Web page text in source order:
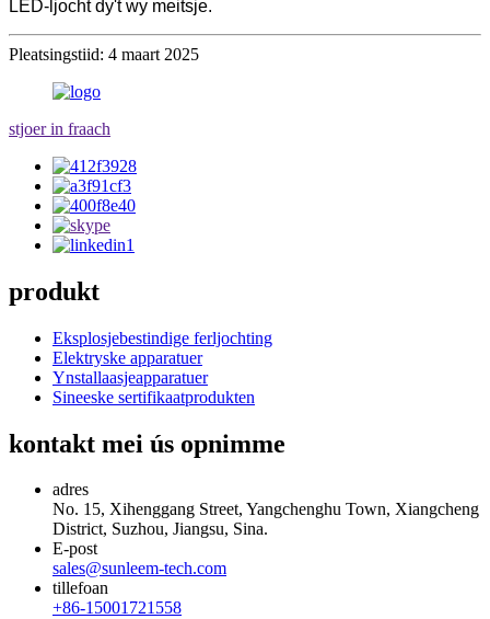
LED-ljocht dy't wy meitsje.
Pleatsingstiid: 4 maart 2025
stjoer in fraach
produkt
Eksplosjebestindige ferljochting
Elektryske apparatuer
Ynstallaasjeapparatuer
Sineeske sertifikaatprodukten
kontakt mei ús opnimme
adres
No. 15, Xihenggang Street, Yangchenghu Town, Xiangcheng
District, Suzhou, Jiangsu, Sina.
E-post
sales@sunleem-tech.com
tillefoan
+86-15001721558